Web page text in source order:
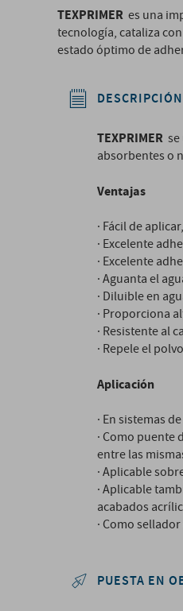
TEXPRIMER es una
tecnología, cataliza
estado óptimo de
DESCRIPCIÓN
TEXPRIMER
absorbentes o
Ventajas
· Fácil de
· Excelente
· Excelente
· Aguanta el
· Diluible en
· Proporciona
· Resistente al
· Repele el
Aplicación
· En sistemas
· Como
entre las
· Aplicable
· Aplicable
acabados
· Como
PUESTA EN